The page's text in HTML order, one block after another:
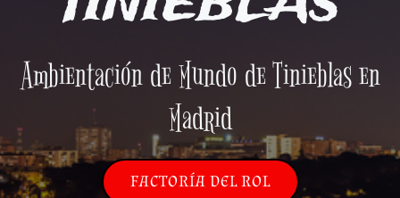
Ambientación de Mundo de Tinieblas en
Madrid
FACTORÍA DEL ROL